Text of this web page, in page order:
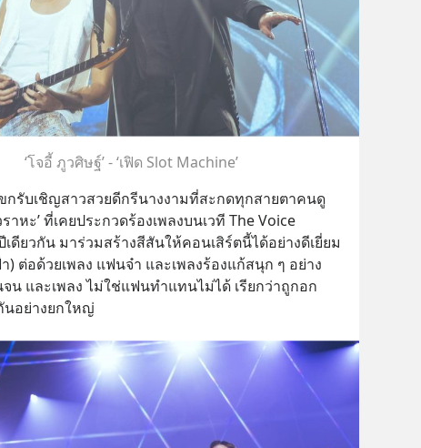
‘โจอี้ ภูวศิษฐ์’ - ‘เฟิด Slot Machine’
กรับเชิญสาวสวยดีกรีนางงามที่สะกดทุกสายตาคนดู
ราหะ’ ที่เคยประกวดร้องเพลงบนเวที The Voice
ดียวกัน มาร่วมสร้างสีสันให้คอนเสิร์ตนี้ได้อย่างดีเยี่ยม
) ต่อด้วยเพลง แฟนจ๋า และเพลงร้องแก้สนุก ๆ อย่าง
จน และเพลง ไม่ใช่แฟนทำแทนไม่ได้ เรียกว่าถูกอก
นอย่างยกใหญ่